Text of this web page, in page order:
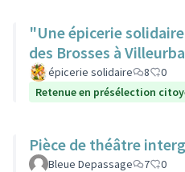
"Une épicerie
des Brosses à
épicerie solidaire 8
0
Retenue en présélection
Pièce de théâtre
Bleue Depassage 7
0